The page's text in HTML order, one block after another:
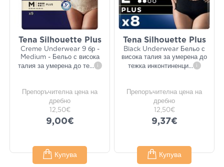
Tena Silhouette Plus
Creme Underwear 9 бр -
Medium - Бельо с висока
талия за умерена до те... i
Препоръчителна цена на
дребно
12,50€
9,00€
Купува
Tena Silhouette Plus
Black Underwear Бельо с
висока талия за умерена до
тежка инконтиненци... i
Препоръчителна цена на
дребно
12,50€
9,37€
Купува